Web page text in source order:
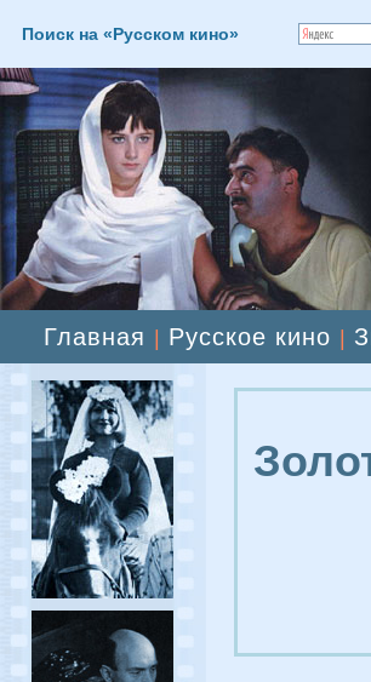
Поиск на «Русском кино»
Главная Русское кино